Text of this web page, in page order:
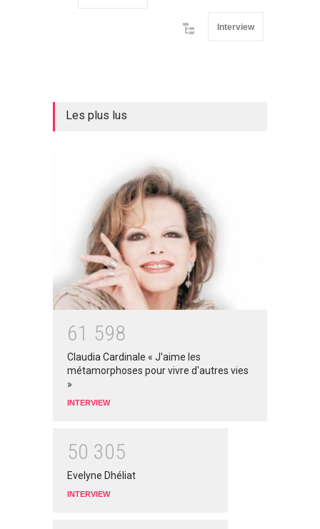
Interview
Les plus lus
61 598
Claudia Cardinale « J'aime les
métamorphoses pour vivre d'autres vies
»
INTERVIEW
50 305
Evelyne Dhéliat
INTERVIEW